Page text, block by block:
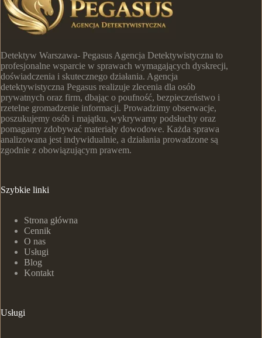
Detektyw Warszawa- Pegasus Agencja Detektywistyczna to
profesjonalne wsparcie w sprawach wymagających dyskrecji,
doświadczenia i skutecznego działania. Agencja
detektywistyczna Pegasus realizuje zlecenia dla osób
prywatnych oraz firm, dbając o poufność, bezpieczeństwo i
rzetelne gromadzenie informacji. Prowadzimy obserwacje,
poszukujemy osób i majątku, wykrywamy podsłuchy oraz
pomagamy zdobywać materiały dowodowe. Każda sprawa
analizowana jest indywidualnie, a działania prowadzone są
zgodnie z obowiązującym prawem.
Szybkie linki
Strona główna
Cennik
O nas
Usługi
Blog
Kontakt
Usługi